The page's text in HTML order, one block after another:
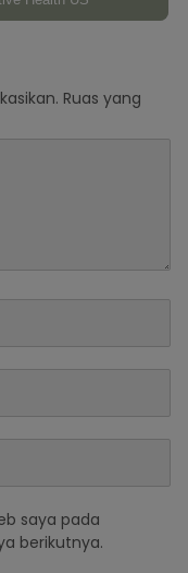
Ruas yang
saya pada
berikutnya.